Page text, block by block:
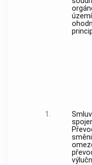
1.